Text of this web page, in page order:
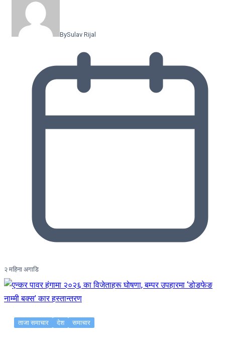
BySulav Rijal
२ महिना अगाडि
ताजा समाचार देश समाचार